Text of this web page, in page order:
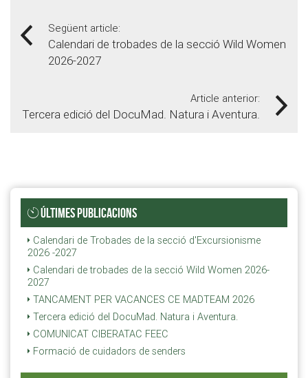
Següent article:
Calendari de trobades de la secció Wild Women
2026-2027
Article anterior:
Tercera edició del DocuMad. Natura i Aventura.
ÚLTIMES PUBLICACIONS
Calendari de Trobades de la secció d'Excursionisme
2026 -2027
Calendari de trobades de la secció Wild Women 2026-
2027
TANCAMENT PER VACANCES CE MADTEAM 2026
Tercera edició del DocuMad. Natura i Aventura.
COMUNICAT CIBERATAC FEEC
Formació de cuidadors de senders